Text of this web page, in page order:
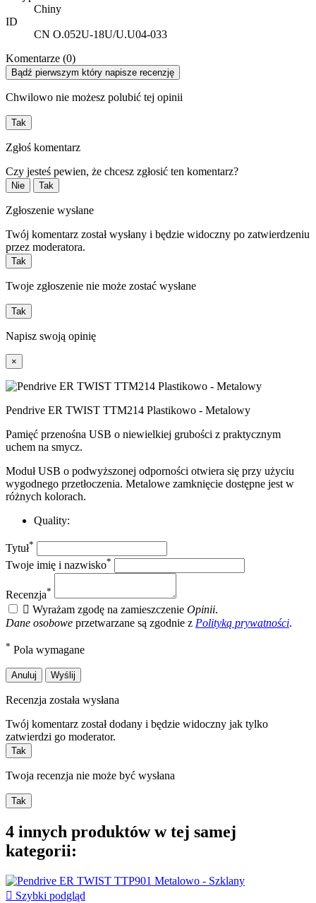
Chiny
ID
CN O.052U-18U/U.U04-033
Komentarze (0)
Bądź pierwszym który napisze recenzję
Chwilowo nie możesz polubić tej opinii
Tak
Zgłoś komentarz
Czy jesteś pewien, że chcesz zgłosić ten komentarz?
Nie Tak
Zgłoszenie wysłane
Twój komentarz został wysłany i będzie widoczny po zatwierdzeniu
przez moderatora.
Tak
Twoje zgłoszenie nie może zostać wysłane
Tak
Napisz swoją opinię
×
Pendrive ER TWIST TTM214 Plastikowo - Metalowy
Pamięć przenośna USB o niewielkiej grubości z praktycznym
uchem na smycz.
Moduł USB o podwyższonej odporności otwiera się przy użyciu
wygodnego przetłoczenia. Metalowe zamknięcie dostępne jest w
różnych kolorach.
Quality:
Tytuł*
Twoje imię i nazwisko*
Recenzja*
 Wyrażam zgodę na zamieszczenie Opinii.
Dane osobowe przetwarzane są zgodnie z Polityką prywatności.
* Pola wymagane
Anuluj Wyślij
Recenzja została wysłana
Twój komentarz został dodany i będzie widoczny jak tylko
zatwierdzi go moderator.
Tak
Twoja recenzja nie może być wysłana
Tak
4 innych produktów w tej samej
kategorii:
 Szybki podgląd